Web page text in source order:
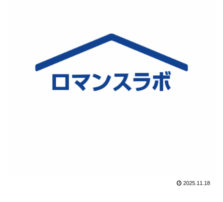
2025.11.18